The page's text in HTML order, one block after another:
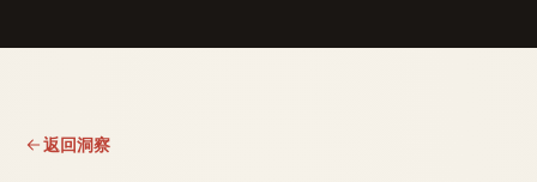
返回洞察